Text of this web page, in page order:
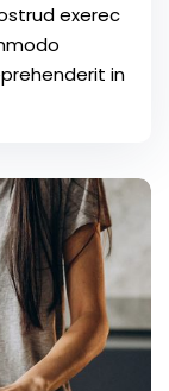
exerec
in